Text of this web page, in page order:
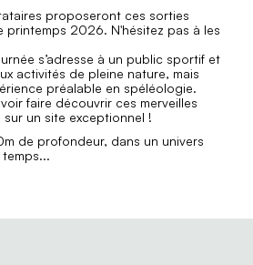
proposeront ces sorties
printemps 2026. N'hésitez pas à les
s’adresse à un public sportif et
activités de pleine nature, mais
préalable en spéléologie.
faire découvrir ces merveilles
un site exceptionnel !
de profondeur, dans un univers